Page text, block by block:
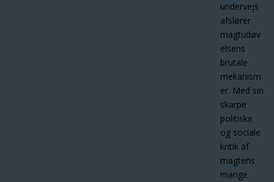
undervejs
afslører
magtudøv
elsens
brutale
mekanism
er. Med sin
skarpe
politiske
og sociale
kritik af
magtens
mange